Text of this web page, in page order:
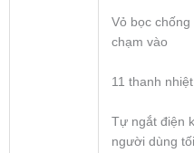
Vỏ bọc
chạm vào
11 thanh nhiệt
Tự ngắt điện
người dùng